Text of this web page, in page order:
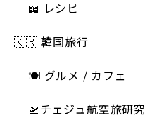
📖 レシピ
🇰🇷 韓国旅行
🍽 グルメ / カフェ
🛫チェジュ航空旅研究